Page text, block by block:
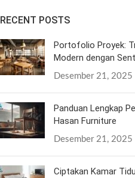
RECENT POSTS
Portofolio Proyek:
Modern dengan
Desember 21, 2025
Panduan Lengkap
Hasan Furniture
Desember 21, 2025
Ciptakan Kamar